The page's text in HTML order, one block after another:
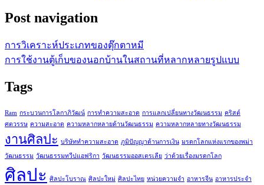
Post navigation
การวิเคราะห์ประเภทของตุ๊กตาหมี
การใช้งานตู้เก็บของนอกบ้านในสถานที่หลากหลายรูปแบบ
Tags
Ram กระบวนการโลกาภิวัฒน์ การทำความสะอาด การแลกเปลี่ยนทางวัฒนธรรม คริสต์
ศตวรรษ ความสะอาด ความหลากหลายด้านวัฒนธรรม ความหลากหลายทางวัฒนธรรม
งานศิลปะ บริษัททำความสะอาด ภูมิปัญญาด้านการเงิน มรดกโลกแห่งแรกของพม่า
วัฒนธรรม วัฒนธรรมทวีปแอฟริกา วัฒนธรรมออสเตรเลีย ว่าด้วยเรื่องมรดกโลก
ศิลปะ ศิลปะโบราณ ศิลปะใหม่ ศิลปะไทย หน่วยความจำ อาหารจีน อาหารประจำ